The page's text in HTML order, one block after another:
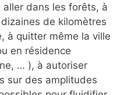
dans les forêts, à
de kilomètres
à quitter même la ville
en résidence
… ), à autoriser
sur des amplitudes